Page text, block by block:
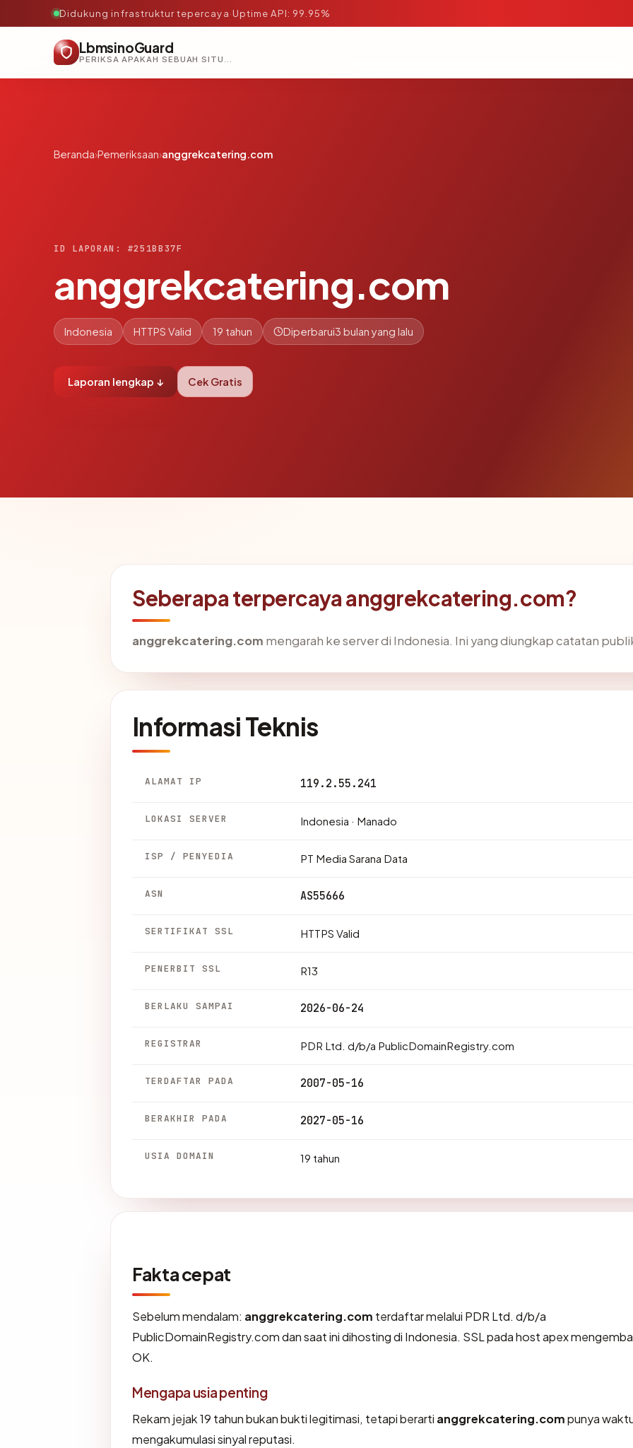
Didukung infrastruktur tepercaya·Uptime API: 99.95%
LbmsinoGuard
PERIKSA APAKAH SEBUAH SITUS AMAN, TEPERCAYA, DAN TERVERIFIKASI DALAM HITUNGAN DETIK.
Beranda›Pemeriksaan›anggrekcatering.com
ID LAPORAN: #251BB37F
anggrekcatering.com
Indonesia HTTPS Valid 19 tahun Diperbarui3 bulan yang lalu
Laporan lengkap ↓ Cek Gratis
Seberapa terpercaya anggrekcatering.com?
anggrekcatering.com mengarah ke server di Indonesia. Ini yang diungkap catatan
Informasi Teknis
ALAMAT IP 119.2.55.241
LOKASI SERVER Indonesia · Manado
ISP / PENYEDIA PT Media Sarana Data
ASN AS55666
SERTIFIKAT SSL HTTPS Valid
PENERBIT SSL R13
BERLAKU SAMPAI 2026-06-24
REGISTRAR PDR Ltd. d/b/a PublicDomainRegistry.com
TERDAFTAR PADA 2007-05-16
BERAKHIR PADA 2027-05-16
USIA DOMAIN 19 tahun
Fakta cepat
Sebelum mendalam: anggrekcatering.com terdaftar melalui PDR Ltd. d/b/a
PublicDomainRegistry.com dan saat ini dihosting di Indonesia. SSL pada host apex
OK.
Mengapa usia penting
Rekam jejak 19 tahun bukan bukti legitimasi, tetapi berarti anggrekcatering.compunya
mengakumulasi sinyal reputasi.